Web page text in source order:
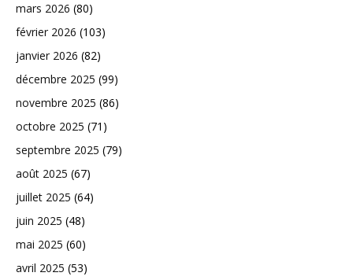
mars 2026 (80)
février 2026 (103)
janvier 2026 (82)
décembre 2025 (99)
novembre 2025 (86)
octobre 2025 (71)
septembre 2025 (79)
août 2025 (67)
juillet 2025 (64)
juin 2025 (48)
mai 2025 (60)
avril 2025 (53)